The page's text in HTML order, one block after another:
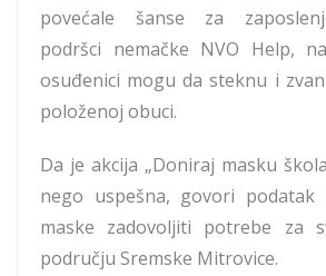
povećale šanse za
podršci nemačke NVO Help,
osuđenici mogu da steknu i
položenoj obuci.
Da je akcija „Doniraj masku
nego uspešna, govori podatak
maske zadovoljiti potrebe za
području Sremske Mitrovice.